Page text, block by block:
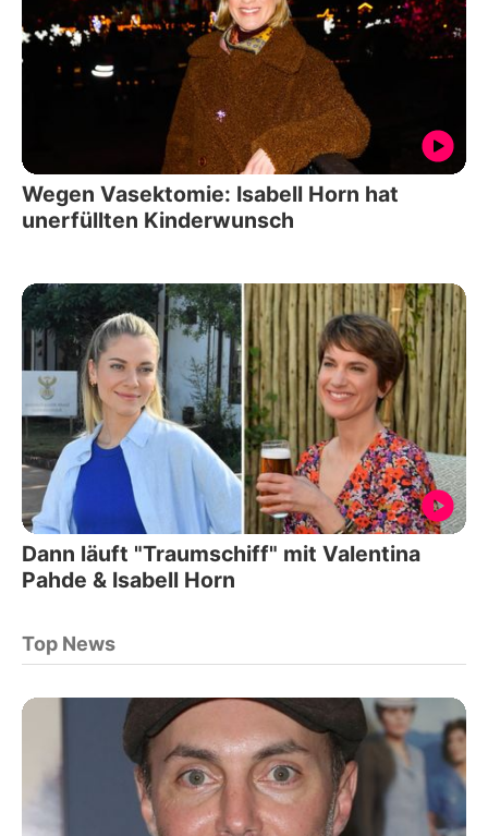
Wegen Vasektomie: Isabell Horn hat
unerfüllten Kinderwunsch
Dann läuft "Traumschiff" mit Valentina
Pahde & Isabell Horn
Top News